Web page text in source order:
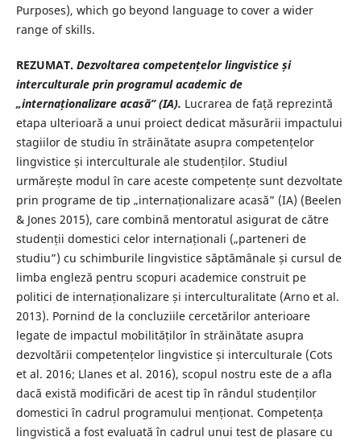
Purposes), which go beyond language to cover a wider
range of skills.
REZUMAT. Dezvoltarea competențelor lingvistice și
interculturale prin programul academic de
„internaționalizare acasă” (IA). Lucrarea de față reprezintă
etapa ulterioară a unui proiect dedicat măsurării impactului
stagiilor de studiu în străinătate asupra competențelor
lingvistice și interculturale ale studenților. Studiul
urmărește modul în care aceste competențe sunt dezvoltate
prin programe de tip „internaționalizare acasă” (IA) (Beelen
& Jones 2015), care combină mentoratul asigurat de către
studenții domestici celor internaționali („parteneri de
studiu”) cu schimburile lingvistice săptămânale și cursul de
limba engleză pentru scopuri academice construit pe
politici de internaționalizare și interculturalitate (Arno et al.
2013). Pornind de la concluziile cercetărilor anterioare
legate de impactul mobilităților în străinătate asupra
dezvoltării competențelor lingvistice și interculturale (Cots
et al. 2016; Llanes et al. 2016), scopul nostru este de a afla
dacă există modificări de acest tip în rândul studenților
domestici în cadrul programului menționat. Competența
lingvistică a fost evaluată în cadrul unui test de plasare cu